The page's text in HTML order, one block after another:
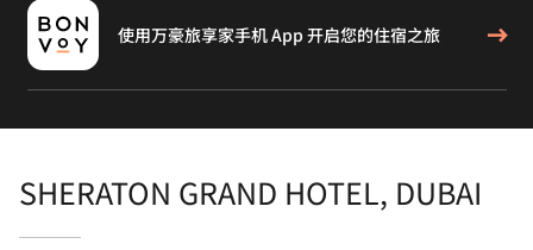
使用万豪旅享家手机 App 开启您的住宿之旅
SHERATON GRAND HOTEL, DUBAI